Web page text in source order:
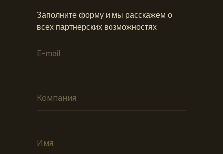
Заполните форму и мы расскажем о
всех партнерских возможностях